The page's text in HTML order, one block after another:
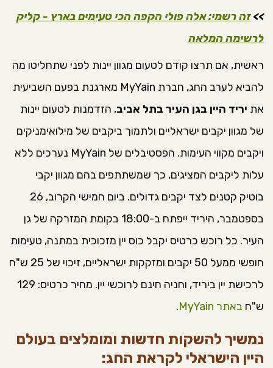
>>זה רשמי: אלה פולי הקפה הכי טעימים בארץ - קליק
לרשימה המלאה
ראשית, אם תרצו קודם לטעום מגוון יינות לפני שתחליטו מה
להביא לערב החג, חברת MyYain מארגנת בפעם השביעית
את יריד היין בגן העיר בתל אביב, הזדמנות לטעום יינות
של מגוון יקבים ישראליים ולתמוך ביקבים של מילואימניקים
ויקבים מקווי העימות. הפסטיבלים של MyYain נערכים ללא
עלות ליקבים המציגים, כך שמשתתפים בהם מגוון יקבי
בוטיק קטנים לצד יקבים גדולים. ביום חמישי הקרוב, 26
בספטמבר, היריד ייפתח ב-18:00 בקומת המזרקה של גן
העיר. כל רוכש כרטיס יקבל כוס יין מזכוכית במתנה, טעימות
חופשי ממעל 50 יקבים ומזקקות ישראליים, זיכוי של 25 ש"ח
לרכישת יין ביריד, וחניה חינם לרוכשי יין. מחיר כרטיס: 129
ש"ח באתר MyYain .
נמשיך להשקות חדשות ומומלצים בעולם
היין הישראלי לקראת החג: